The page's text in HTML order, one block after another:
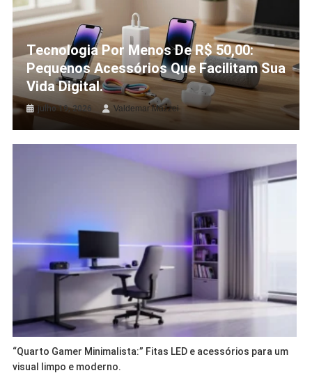
Tecnologia Por Menos De R$ 50,00:
Pequenos Acessórios Que Facilitam Sua
Vida Digital.
julho 19, 2026 Valdemar Mazzei
“Quarto Gamer Minimalista:” Fitas LED e acessórios para um
visual limpo e moderno.